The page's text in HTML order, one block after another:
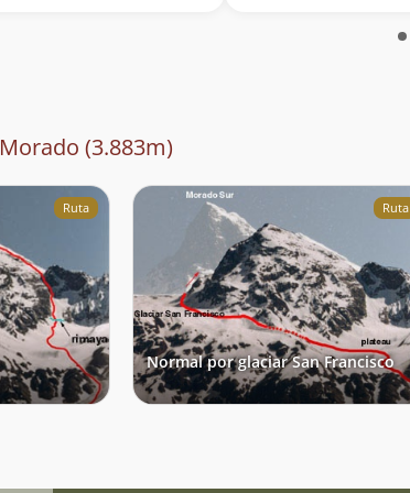
(3.883m)
Ruta Ruta
Normal por glaciar San Francisco